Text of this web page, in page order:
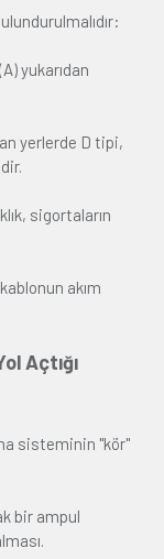
yukarıdan
yerlerde D tipi,
sigortaların
akım
Açtığı
sisteminin "kör"
bir ampul